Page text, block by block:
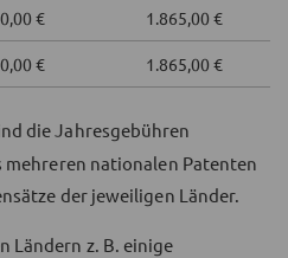
€ 1.865,00 €
€ 1.865,00 €
die Jahresgebühren
mehreren nationalen Patenten
der jeweiligen Länder.
Ländern z. B. einige